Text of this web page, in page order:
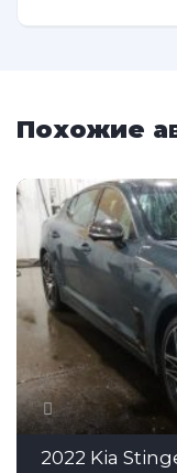
Похожие
2022 Kia